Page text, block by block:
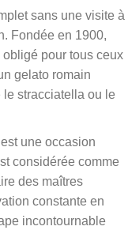
sans une visite à
Fondée en 1900,
pour tous ceux
gelato romain
stracciatella ou le
une occasion
considérée comme
des maîtres
constante en
incontournable